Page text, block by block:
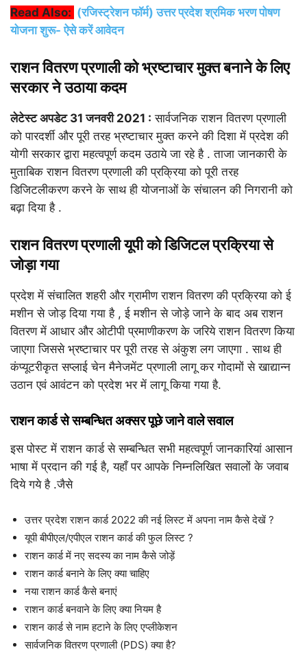
Read Also: (रजिस्ट्रेशन फॉर्म) उत्तर प्रदेश श्रमिक भरण पोषण
योजना शुरू- ऐसे करें आवेदन
राशन वितरण प्रणाली को भ्रष्‍टाचार मुक्‍त बनाने के लिए
सरकार ने उठाया कदम
लेटेस्ट अपडेट 31 जनवरी 2021 : सार्वजनिक राशन वितरण प्रणाली
को पारदर्शी और पूरी तरह भ्रष्‍टाचार मुक्‍त करने की दिशा में प्रदेश की
योगी सरकार द्वारा महत्वपूर्ण कदम उठाये जा रहे है . ताजा जानकारी के
मुताबिक राशन वितरण प्रणाली की प्रक्रिया को पूरी तरह
डिजिटलीकरण करने के साथ ही योजनाओं के संचालन की निगरानी को
बढ़ा दिया है .
राशन वितरण प्रणाली यूपी को डिजिटल प्रक्रिया से
जोड़ा गया
प्रदेश में संचालित शहरी और ग्रामीण राशन वितरण की प्रक्रिया को ई
मशीन से जोड़ दिया गया है , ई मशीन से जोड़े जाने के बाद अब राशन
वितरण में आधार और ओटीपी प्रमाणीकरण के जरिये राशन वितरण किया
जाएगा जिससे भ्रष्‍टाचार पर पूरी तरह से अंकुश लग जाएगा . साथ ही
कंप्‍यूटरीकृत सप्‍लाई चेन मैनेजमेंट प्रणाली लागू कर गोदामों से खाद्यान्‍न
उठान एवं आवंटन को प्रदेश भर में लागू किया गया है.
राशन कार्ड से सम्बन्धित अक्सर पूछे जाने वाले सवाल
इस पोस्ट में राशन कार्ड से सम्बन्धित सभी महत्वपूर्ण जानकारियां आसान
भाषा में प्रदान की गई है, यहाँ पर आपके निम्नलिखित सवालों के जवाब
दिये गये है .जैसे
उत्तर प्रदेश राशन कार्ड 2022 की नई लिस्ट में अपना नाम कैसे देखें ?
यूपी बीपीएल/एपीएल राशन कार्ड की फुल लिस्ट ?
राशन कार्ड में नए सदस्य का नाम कैसे जोड़ें
राशन कार्ड बनाने के लिए क्या चाहिए
नया राशन कार्ड कैसे बनाएं
राशन कार्ड बनवाने के लिए क्या नियम है
राशन कार्ड से नाम हटाने के लिए एप्लीकेशन
सार्वजनिक वितरण प्रणाली (PDS) क्या है?